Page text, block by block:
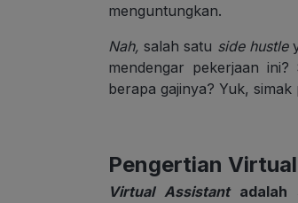
menguntungkan.
Nah, salah satu side hustle
mendengar pekerjaan ini?
berapa gajinya? Yuk,
Pengertian
Virtual Assistantadalah